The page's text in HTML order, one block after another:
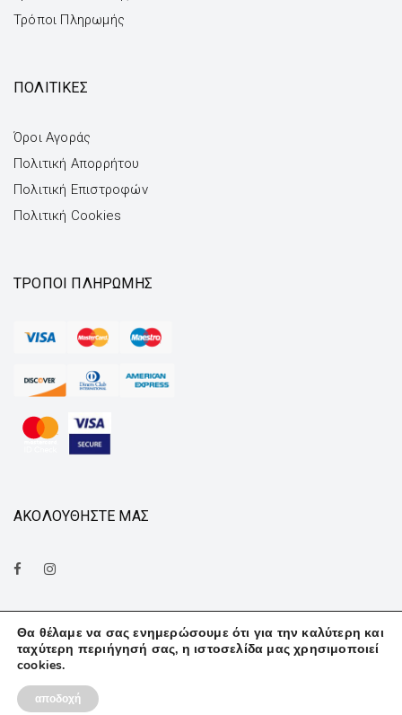
Τρόποι Πληρωμής
ΠΟΛΙΤΙΚΕΣ
Όροι Αγοράς
Πολιτική Απορρήτου
Πολιτική Επιστροφών
Πολιτική Cookies
ΤΡΌΠΟΙ ΠΛΗΡΩΜΉΣ
ΑΚΟΛΟΥΘΗΣΤΕ ΜΑΣ
© Finedeco . All rights reserved. |
Θα θέλαμε να σας ενημερώσουμε ότι για την καλύτερη και
ταχύτερη περιήγησή σας, η ιστοσελίδα μας χρησιμοποιεί
cookies.
αποδοχή